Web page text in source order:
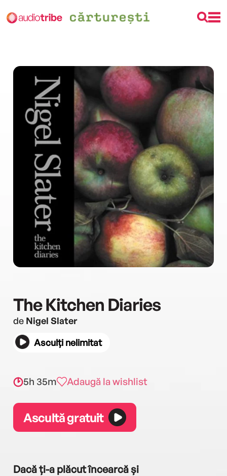
The Kitchen Diaries
de Nigel Slater
Asculți nelimitat
5h 35m Adaugă la wishlist
Ascultă gratuit
Dacă ți-a plăcut încearcă și